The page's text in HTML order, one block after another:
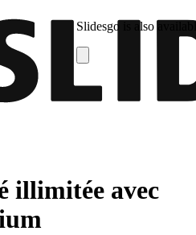
Slidesgo is also
illimitée avec